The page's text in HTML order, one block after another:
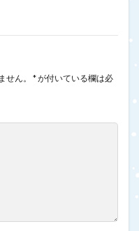
せん。 *が付いている欄は必